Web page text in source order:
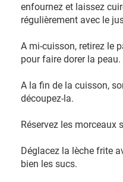
enfournez et laissez
régulièrement avec le
A mi-cuisson, retirez le
pour faire dorer la peau.
A la fin de la cuisson,
découpez-la.
Réservez les morceaux
Déglacez la lèche frite
bien les sucs.